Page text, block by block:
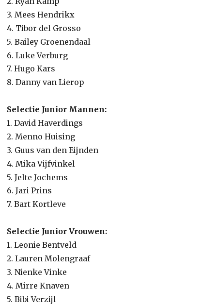
3. Mees Hendrikx
4. Tibor del Grosso
5. Bailey Groenendaal
6. Luke Verburg
7. Hugo Kars
8. Danny van Lierop
Selectie Junior Mannen:
1. David Haverdings
2. Menno Huising
3. Guus van den Eijnden
4. Mika Vijfvinkel
5. Jelte Jochems
6. Jari Prins
7. Bart Kortleve
Selectie Junior Vrouwen:
1. Leonie Bentveld
2. Lauren Molengraaf
3. Nienke Vinke
4. Mirre Knaven
5. Bibi Verzijl